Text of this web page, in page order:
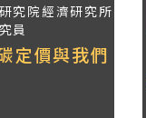
究院經濟研究所
員
定價與我們